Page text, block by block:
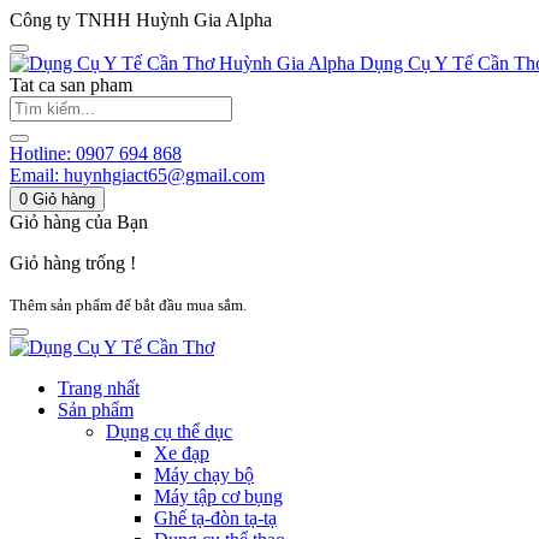
Công ty TNHH Huỳnh Gia Alpha
Huỳnh Gia Alpha Dụng Cụ Y Tế Cần
Tat ca san pham
Hotline: 0907 694 868
Email: huynhgiact65@gmail.com
0 Giỏ hàng
Giỏ hàng của Bạn
Giỏ hàng trống !
Thêm sản phẩm để bắt đầu mua sắm.
Trang nhất
Sản phẩm
Dụng cụ thể dục
Xe đạp
Máy chạy bộ
Máy tập cơ bụng
Ghế tạ-đòn tạ-tạ